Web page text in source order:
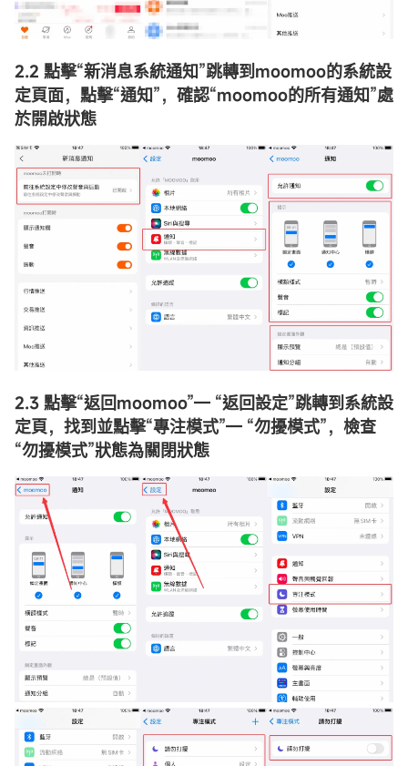
2.2 點擊“新消息系統通知”跳轉到moomoo的系統設
定頁面，點擊“通知”，確認“moomoo的所有通知”處
於開啟狀態
2.3 點擊“返回moomoo”— “返回設定”跳轉到系統設
定頁，找到並點擊“專注模式”— “勿擾模式”，檢查
“勿擾模式”狀態為關閉狀態